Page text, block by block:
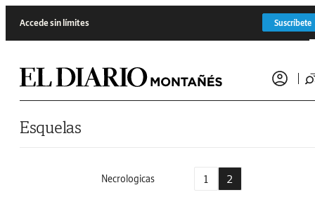
Accede sin límites Suscríbete
Esquelas
Necrologicas 1 2